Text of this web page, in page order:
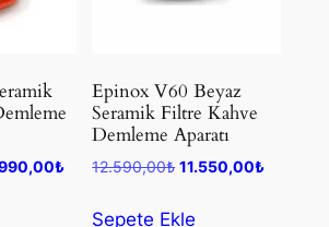
₺Şu
fiyat:
Epinox V60 Beyaz
Seramik Filtre Kahve
Demleme Aparatı
12.590,00₺ Orijinal
12.590,00₺.
11.550,00₺Şu
Sepete Ekle